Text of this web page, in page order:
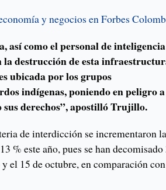
y negocios en Forbes
así como el personal de
destrucción de esta
ubicada por los grupos
indígenas, poniendo en peligro
derechos”, apostilló Trujillo.
de interdicción se incrementaron
% este año, pues se han decomisado
el 15 de octubre, en comparación